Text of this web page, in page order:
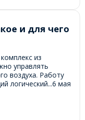
и для чего
из
управлять
воздуха. Работу
логический...6 мая